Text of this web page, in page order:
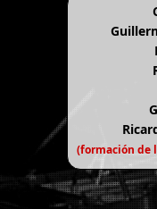
(formación de